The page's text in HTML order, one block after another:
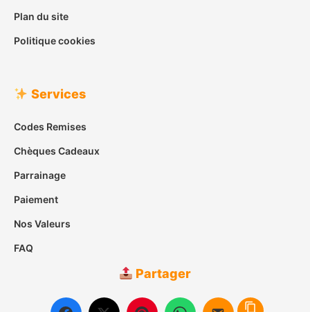
Plan du site
Politique cookies
Services
Codes Remises
Chèques Cadeaux
Parrainage
Paiement
Nos Valeurs
FAQ
Partager